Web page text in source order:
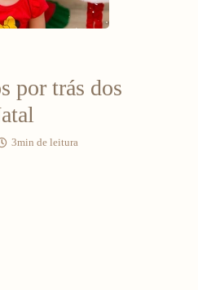
por trás dos
3min de leitura